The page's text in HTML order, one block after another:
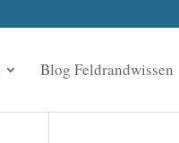
Blog Feldrandwissen